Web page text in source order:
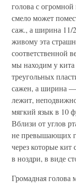
голова с
смело может
саж., а ширина 11/
живому эта
соответственной
мы находим у кита
треугольных
сажен, а ширина —
лежит,
мягкий язык в 10
Вблизи от углов
не превышающих
через которые
в ноздри, в виде
Громадная голова